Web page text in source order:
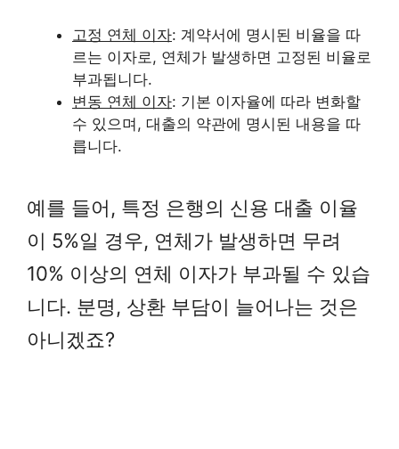
고정 연체 이자: 계약서에 명시된 비율을 따
르는 이자로, 연체가 발생하면 고정된 비율로
부과됩니다.
변동 연체 이자: 기본 이자율에 따라 변화할
수 있으며, 대출의 약관에 명시된 내용을 따
릅니다.
예를 들어, 특정 은행의 신용 대출 이율
이 5%일 경우, 연체가 발생하면 무려
10% 이상의 연체 이자가 부과될 수 있습
니다. 분명, 상환 부담이 늘어나는 것은
아니겠죠?